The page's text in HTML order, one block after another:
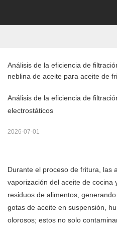
Análisis de la eficiencia de
neblina de aceite para aceite de
Análisis de la eficiencia de
electrostáticos
2026-07-01
Durante el proceso de fritura, las
vaporización del aceite de cocina
residuos de alimentos,
gotas de aceite en suspensión,
olorosos; estos no solo